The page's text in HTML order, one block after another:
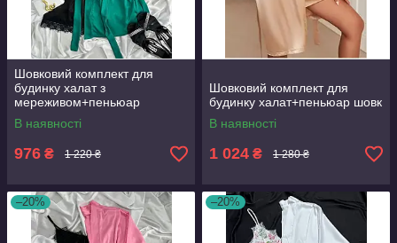
Шовковий комплект для
будинку халат з
мереживом+пеньюар
атлас,шовк
В наявності
976 ₴ 1 220 ₴
Шовковий комплект для
будинку халат+пеньюар шовк
В наявності
1 024 ₴ 1 280 ₴
–20% –20%